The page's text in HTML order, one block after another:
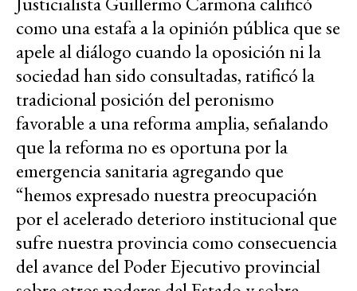
como una estafa a la opinión pública que se
apele al diálogo cuando la oposición ni la
sociedad han sido consultadas, ratificó la
tradicional posición del peronismo
favorable a una reforma amplia, señalando
que la reforma no es oportuna por la
emergencia sanitaria agregando que
“hemos expresado nuestra preocupación
por el acelerado deterioro institucional que
sufre nuestra provincia como consecuencia
del avance del Poder Ejecutivo provincial